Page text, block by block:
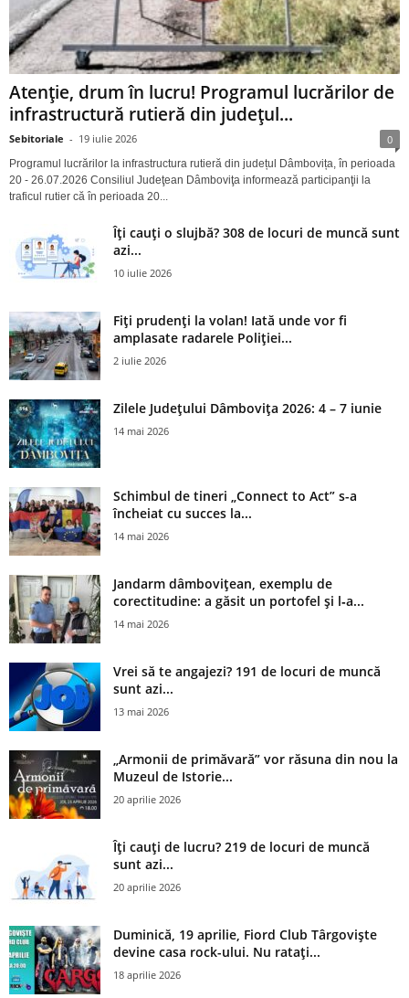
Atenție, drum în lucru! Programul lucrărilor de
infrastructură rutieră din județul...
Sebitoriale - 19 iulie 2026 0
Programul lucrărilor la infrastructura rutieră din județul Dâmbovița, în perioada
20 - 26.07.2026 Consiliul Judeţean Dâmboviţa informează participanţii la
traficul rutier că în perioada 20...
Îți cauți o slujbă? 308 de locuri de muncă sunt
azi...
10 iulie 2026
Fiți prudenți la volan! Iată unde vor fi
amplasate radarele Poliției...
2 iulie 2026
Zilele Județului Dâmbovița 2026: 4 – 7 iunie
14 mai 2026
Schimbul de tineri „Connect to Act” s-a
încheiat cu succes la...
14 mai 2026
Jandarm dâmbovițean, exemplu de
corectitudine: a găsit un portofel și l‑a...
14 mai 2026
Vrei să te angajezi? 191 de locuri de muncă
sunt azi...
13 mai 2026
„Armonii de primăvară” vor răsuna din nou la
Muzeul de Istorie...
20 aprilie 2026
Îți cauți de lucru? 219 de locuri de muncă
sunt azi...
20 aprilie 2026
Duminică, 19 aprilie, Fiord Club Târgoviște
devine casa rock-ului. Nu ratați...
18 aprilie 2026